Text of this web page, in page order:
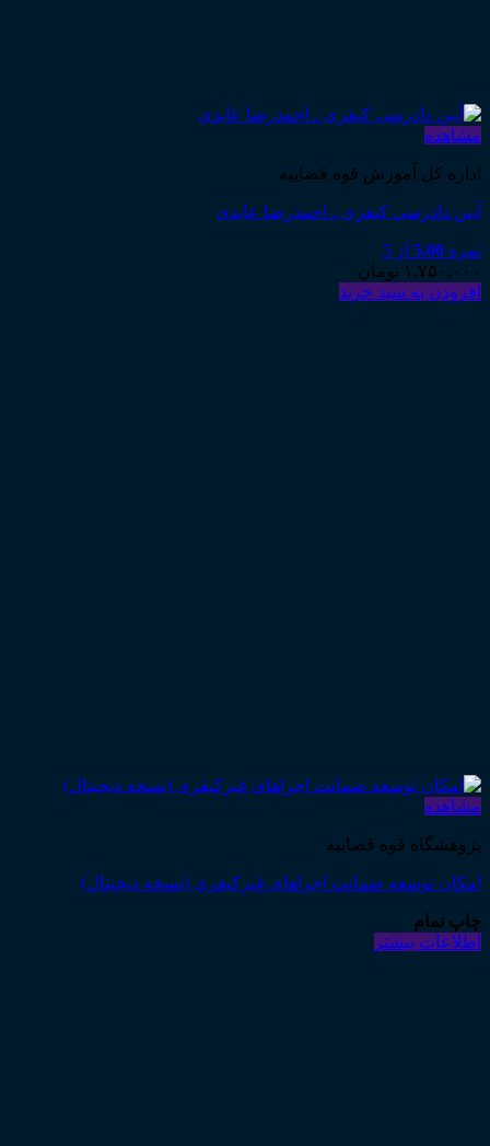
مشاهده
اداره کل آموزش قوه قضاییه
آیین دادرسی کیفری ـ احمدرضا عابدی
نمره 5.00 از 5
۱,۷۵۰,۰۰۰ تومان
افزودن به سبد خرید
مشاهده
پژوهشگاه قوه قضاییه
امکان توسعه ضمانت اجراهای غیرکیفری (نسخه دیجیتال)
چاپ تمام
اطلاعات بیشتر